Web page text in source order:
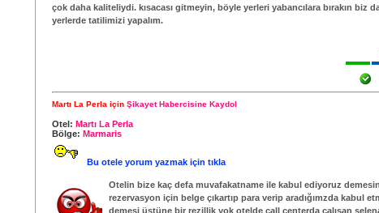
çok daha kaliteliydi. kısacası gitmeyin, böyle yerleri yabancılara bırakın biz
yerlerde tatilimizi yapalım.
Martı La Perla için Şikayet Habercisine Kaydol
Otel: Martı La Perla
Bölge: Marmaris
Bu otele yorum yazmak için tıkla
Otelin bize kaç defa muvafakatname ile kabul ediyoruz
rezervasyon için belge çıkartıp para verip aradığımzda kabul
demesi üstüne bir rezillik yok otelde call centerda çalışan